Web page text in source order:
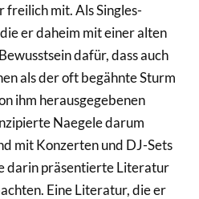
freilich mit. Als Singles-
er daheim mit einer alten
dafür, dass auch
als der oft begähnte Sturm
ihm herausgegebenen
Naegele darum
mit Konzerten und DJ-Sets
darin präsentierte Literatur
Eine Literatur, die er